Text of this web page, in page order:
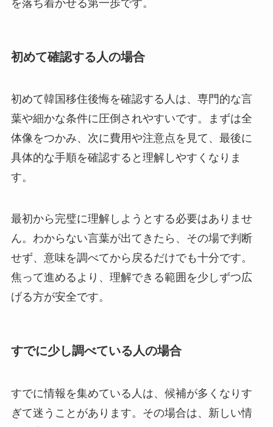
を落ち着かせる第一歩です。
初めて確認する人の場合
初めて韓国移住後悔を確認する人は、専門的な言
葉や細かな条件に圧倒されやすいです。まずは全
体像をつかみ、次に費用や注意点を見て、最後に
具体的な手順を確認すると理解しやすくなりま
す。
最初から完璧に理解しようとする必要はありませ
ん。わからない言葉が出てきたら、その場で判断
せず、意味を調べてから戻るだけでも十分です。
焦って進めるより、理解できる範囲を少しずつ広
げる方が安全です。
すでに少し調べている人の場合
すでに情報を集めている人は、候補が多くなりす
ぎて迷うことがあります。その場合は、新しい情